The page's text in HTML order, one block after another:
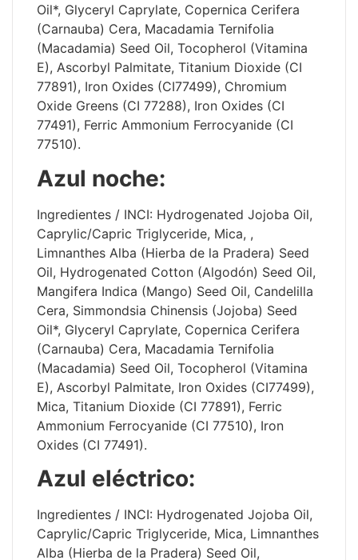
Oil*, Glyceryl Caprylate, Copernica Cerifera
(Carnauba) Cera, Macadamia Ternifolia
(Macadamia) Seed Oil, Tocopherol (Vitamina
E), Ascorbyl Palmitate, Titanium Dioxide (CI
77891), Iron Oxides (CI77499), Chromium
Oxide Greens (CI 77288), Iron Oxides (CI
77491), Ferric Ammonium Ferrocyanide (CI
77510).
Azul noche:
Ingredientes / INCI: Hydrogenated Jojoba Oil,
Caprylic/Capric Triglyceride, Mica, ,
Limnanthes Alba (Hierba de la Pradera) Seed
Oil, Hydrogenated Cotton (Algodón) Seed Oil,
Mangifera Indica (Mango) Seed Oil, Candelilla
Cera, Simmondsia Chinensis (Jojoba) Seed
Oil*, Glyceryl Caprylate, Copernica Cerifera
(Carnauba) Cera, Macadamia Ternifolia
(Macadamia) Seed Oil, Tocopherol (Vitamina
E), Ascorbyl Palmitate, Iron Oxides (CI77499),
Mica, Titanium Dioxide (CI 77891), Ferric
Ammonium Ferrocyanide (CI 77510), Iron
Oxides (CI 77491).
Azul eléctrico:
Ingredientes / INCI: Hydrogenated Jojoba Oil,
Caprylic/Capric Triglyceride, Mica, Limnanthes
Alba (Hierba de la Pradera) Seed Oil,